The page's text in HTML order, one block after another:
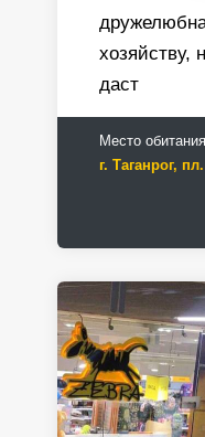
хозяйству,
даст
Место
г. Таганрог,